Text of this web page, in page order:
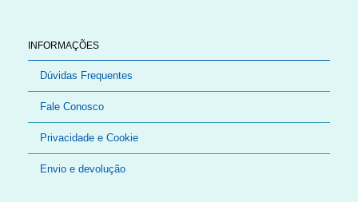
INFORMAÇÕES
Dúvidas Frequentes
Fale Conosco
Privacidade e Cookie
Envio e devolução